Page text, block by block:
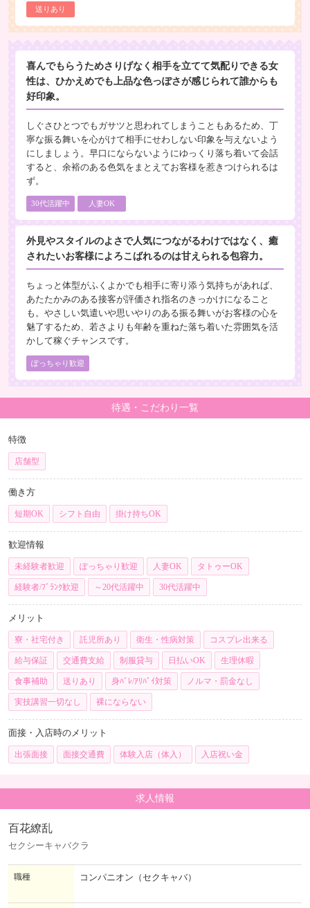
送りあり
喜んでもらうためさりげなく相手を立てて気配りできる女
性は、ひかえめでも上品な色っぽさが感じられて誰からも
好印象。
しぐさひとつでもガサツと思われてしまうこともあるため、丁
寧な振る舞いを心がけて相手にせわしない印象を与えないよう
にしましょう。早口にならないようにゆっくり落ち着いて会話
すると、余裕のある色気をまとえてお客様を惹きつけられるは
ず。
30代活躍中 人妻OK
外見やスタイルのよさで人気につながるわけではなく、癒
されたいお客様によろこばれるのは甘えられる包容力。
ちょっと体型がふくよかでも相手に寄り添う気持ちがあれば、
あたたかみのある接客が評価され指名のきっかけになること
も。やさしい気遣いや思いやりのある振る舞いがお客様の心を
魅了するため、若さよりも年齢を重ねた落ち着いた雰囲気を活
かして稼ぐチャンスです。
ぽっちゃり歓迎
待遇・こだわり一覧
特徴
店舗型
働き方
短期OK シフト自由 掛け持ちOK
歓迎情報
未経験者歓迎 ぽっちゃり歓迎 人妻OK タトゥーOK
経験者/ﾌﾞﾗﾝｸ歓迎 ～20代活躍中 30代活躍中
メリット
寮・社宅付き 託児所あり 衛生・性病対策 コスプレ出来る
給与保証 交通費支給 制服貸与 日払いOK 生理休暇
食事補助 送りあり 身ﾊﾞﾚ/ｱﾘﾊﾞｲ対策 ノルマ・罰金なし
実技講習一切なし 裸にならない
面接・入店時のメリット
出張面接 面接交通費 体験入店（体入） 入店祝い金
求人情報
百花繚乱
セクシーキャバクラ
職種 コンパニオン（セクキャバ）